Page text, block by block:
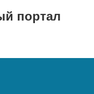
портал